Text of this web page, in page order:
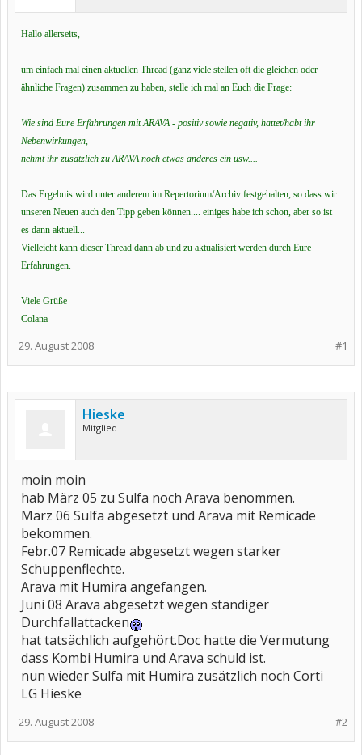
Hallo allerseits,
um einfach mal einen aktuellen Thread (ganz viele stellen oft die gleichen oder
ähnliche Fragen) zusammen zu haben, stelle ich mal an Euch die Frage:
Wie sind Eure Erfahrungen mit ARAVA - positiv sowie negativ, hattet/habt ihr
Nebenwirkungen,
nehmt ihr zusätzlich zu ARAVA noch etwas anderes ein usw....
Das Ergebnis wird unter anderem im Repertorium/Archiv festgehalten, so dass wir
unseren Neuen auch den Tipp geben können.... einiges habe ich schon, aber so ist
es dann aktuell...
Vielleicht kann dieser Thread dann ab und zu aktualisiert werden durch Eure
Erfahrungen.
Viele Grüße
Colana
#1
29. August 2008
Hieske
Mitglied
moin moin
hab März 05 zu Sulfa noch Arava benommen.
März 06 Sulfa abgesetzt und Arava mit Remicade
bekommen.
Febr.07 Remicade abgesetzt wegen starker
Schuppenflechte.
Arava mit Humira angefangen.
Juni 08 Arava abgesetzt wegen ständiger
Durchfallattacken
hat tatsächlich aufgehört.Doc hatte die Vermutung
dass Kombi Humira und Arava schuld ist.
nun wieder Sulfa mit Humira zusätzlich noch Corti
LG Hieske
#2
29. August 2008